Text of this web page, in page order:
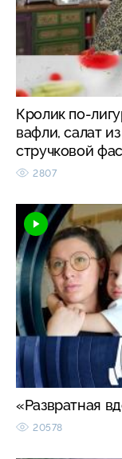
Кролик по-
вафли, салат
стручковой
2807
«Развратная
20578